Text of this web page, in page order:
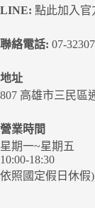
LINE: 點此加入官
聯絡電話: 07-
地址
807 高雄市三民區
營業時間
星期一~星期五
10:00-18:30
依照國定假日休假)